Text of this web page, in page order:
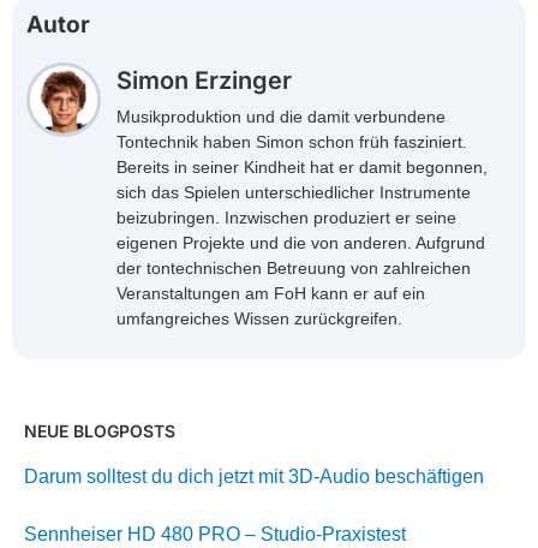
Autor
Simon Erzinger
Musikproduktion und die damit verbundene
Tontechnik haben Simon schon früh fasziniert.
Bereits in seiner Kindheit hat er damit begonnen,
sich das Spielen unterschiedlicher Instrumente
beizubringen. Inzwischen produziert er seine
eigenen Projekte und die von anderen. Aufgrund
der tontechnischen Betreuung von zahlreichen
Veranstaltungen am FoH kann er auf ein
umfangreiches Wissen zurückgreifen.
NEUE BLOGPOSTS
Darum solltest du dich jetzt mit 3D-Audio beschäftigen
Sennheiser HD 480 PRO – Studio-Praxistest